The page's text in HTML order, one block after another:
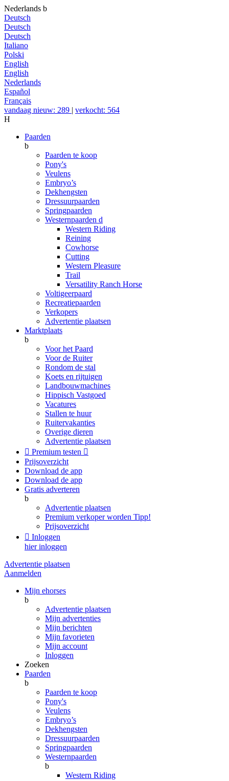
Nederlands b
Deutsch
Deutsch
Deutsch
Italiano
Polski
English
English
Nederlands
Español
Français
vandaag nieuw: 289 | verkocht: 564
H
Paarden
b
Paarden te koop
Pony's
Veulens
Embryo’s
Dekhengsten
Dressuurpaarden
Springpaarden
Westernpaarden d
Western Riding
Reining
Cowhorse
Cutting
Western Pleasure
Trail
Versatility Ranch Horse
Voltigeerpaard
Recreatiepaarden
Verkopers
Advertentie plaatsen
Marktplaats
b
Voor het Paard
Voor de Ruiter
Rondom de stal
Koets en rijtuigen
Landbouwmachines
Hippisch Vastgoed
Vacatures
Stallen te huur
Ruitervakanties
Overige dieren
Advertentie plaatsen
 Premium testen 
Prijsoverzicht
Download de app
Download de app
Gratis adverteren
b
Advertentie plaatsen
Premium verkoper worden Tipp!
Prijsoverzicht
 Inloggen
hier inloggen
Advertentie plaatsen
Aanmelden
Mijn ehorses
b
Advertentie plaatsen
Mijn advertenties
Mijn berichten
Mijn favorieten
Mijn account
Inloggen
Zoeken
Paarden
b
Paarden te koop
Pony's
Veulens
Embryo’s
Dekhengsten
Dressuurpaarden
Springpaarden
Westernpaarden
b
Western Riding